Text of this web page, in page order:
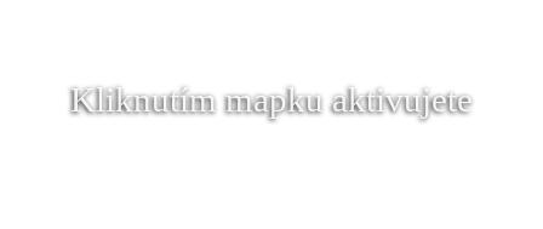
Kliknutím mapku aktivujete